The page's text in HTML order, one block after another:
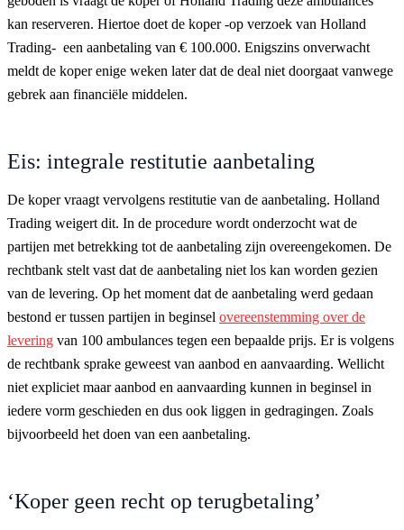
kan reserveren. Hiertoe doet de koper -op verzoek van Holland
Trading- een aanbetaling van € 100.000. Enigszins onverwacht
meldt de koper enige weken later dat de deal niet doorgaat vanwege
gebrek aan financiële middelen.
Eis: integrale restitutie aanbetaling
De koper vraagt vervolgens restitutie van de aanbetaling. Holland
Trading weigert dit. In de procedure wordt onderzocht wat de
partijen met betrekking tot de aanbetaling zijn overeengekomen. De
rechtbank stelt vast dat de aanbetaling niet los kan worden gezien
van de levering. Op het moment dat de aanbetaling werd gedaan
bestond er tussen partijen in beginsel overeenstemming over de
levering van 100 ambulances tegen een bepaalde prijs. Er is volgens
de rechtbank sprake geweest van aanbod en aanvaarding. Wellicht
niet expliciet maar aanbod en aanvaarding kunnen in beginsel in
iedere vorm geschieden en dus ook liggen in gedragingen. Zoals
bijvoorbeeld het doen van een aanbetaling.
‘Koper geen recht op terugbetaling’